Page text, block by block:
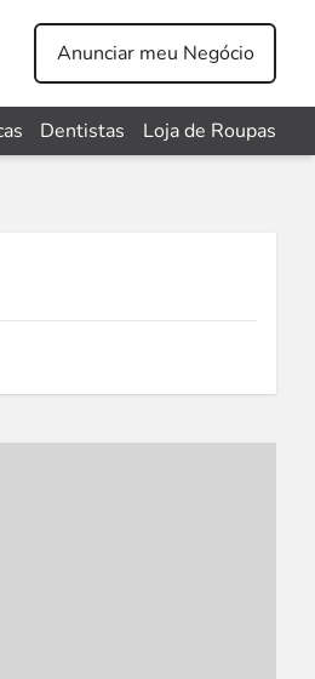
Anunciar meu Negócio
Dentistas Loja de Roupas